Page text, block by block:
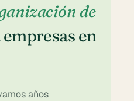
de
en
años